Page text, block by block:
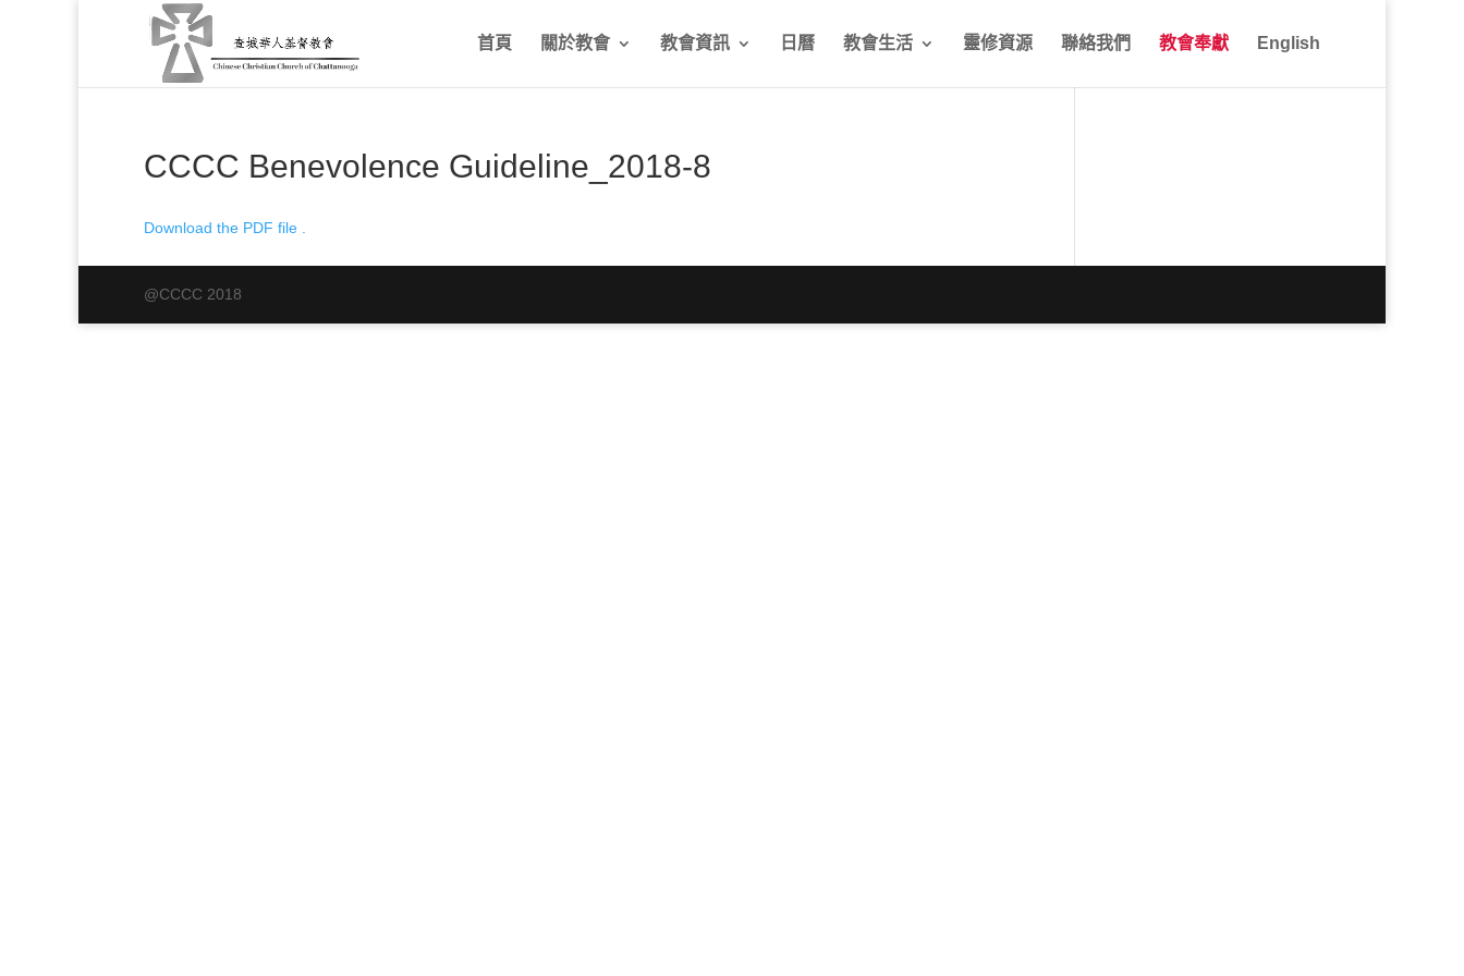
首頁 關於教會 教會資訊 日曆 教會生活 靈修資源 聯絡我們 教會奉獻 English
CCCC Benevolence Guideline_2018-8
Download the PDF file .
@CCCC 2018